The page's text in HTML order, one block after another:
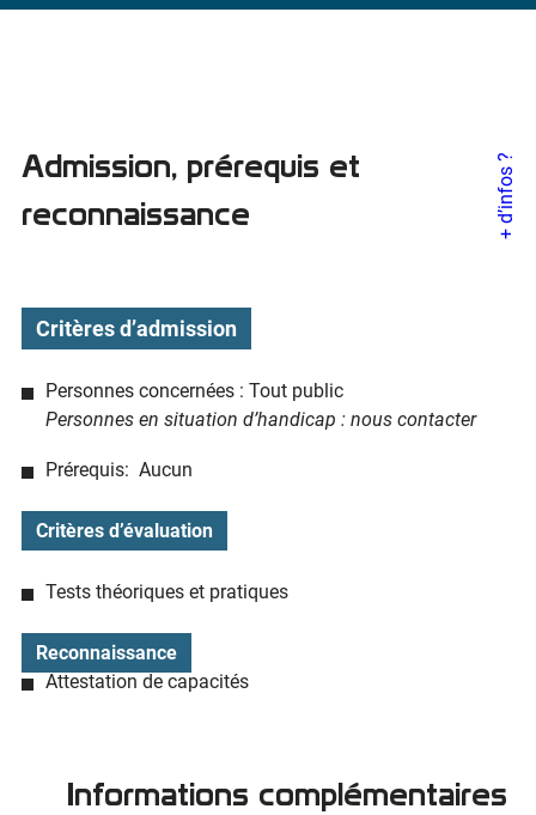
Admission, prérequis et
reconnaissance
Critères d’admission
Personnes concernées : Tout public
Personnes en situation d’handicap : nous contacter
Prérequis: Aucun
Critères d’évaluation
Tests théoriques et pratiques
Reconnaissance
Attestation de capacités
Informations complémentaires
+ d’infos ?